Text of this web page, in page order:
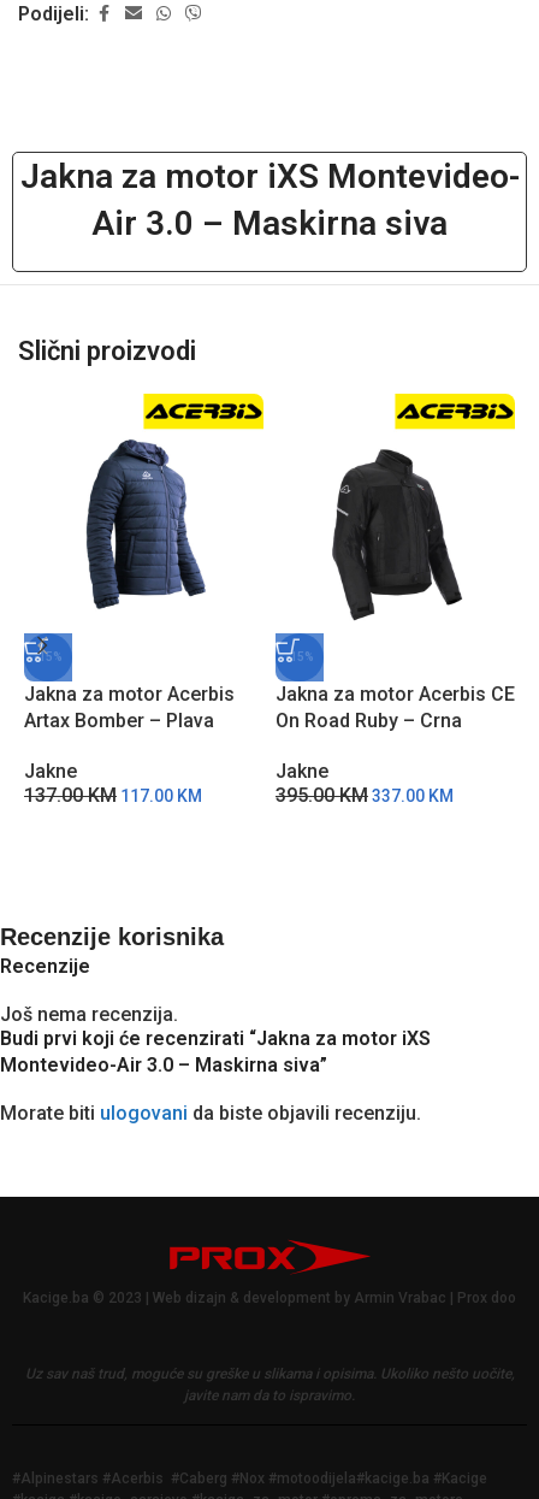
Podijeli:
Jakna za motor iXS Montevideo-
Air 3.0 – Maskirna siva
Slični proizvodi
-15%
Jakna za motor Acerbis
Artax Bomber – Plava
Jakne
137.00KM 117.00 KM
-15%
Jakna za motor Acerbis CE
On Road Ruby – Crna
Jakne
395.00KM337.00 KM
Recenzije korisnika
Recenzije
Još nema recenzija.
Budi prvi koji će recenzirati “Jakna za motor iXS
Montevideo-Air 3.0 – Maskirna siva”
Morate biti ulogovani da biste objavili recenziju.
Kacige.ba © 2023 | Web dizajn & development by Armin Vrabac | Prox doo
Uz sav naš trud, moguće su greške u slikama i opisima. Ukoliko nešto uočite,
javite nam da to ispravimo.
#Alpinestars #Acerbis #Caberg #Nox #motoodijela#kacige.ba #Kacige